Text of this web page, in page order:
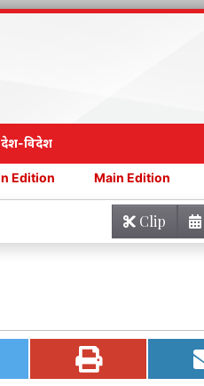
देश-विदेश
Main Edition Main Edition
Clip